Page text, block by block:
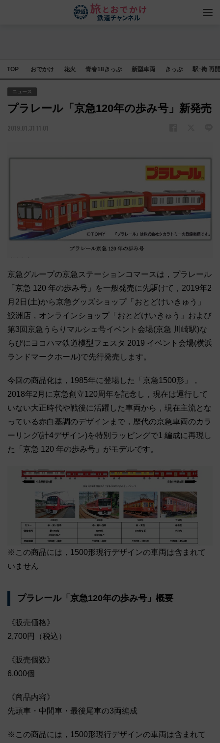
TOP おでかけ 花火 青春18きっぷ 新型車両 きっぷ 駅･街 再
ニュース
プラレール「京急120年の歩み号」新発売
2019.01.31 11:01
京急グループの京急ステーションコマースは，プラレール
「京急 120 年の歩み号」を一般発売に先駆けて，2019年2
月2日(土)から京急グッズショップ「おとどけいきゅう」
鮫洲店，オンラインショップ「おとどけいきゅう」および
第3回京急うらりマルシェ号イベント会場(京急 川崎駅)な
らびにヨコハマ鉄道模型フェスタ 2019 イベント会場(横浜
ランドマークホール)で先行発売します。
今回の商品化は，1985年に登場した「京急1500形」，
2018年2月に京急創立120周年を記念し，現在は運行して
いない大正時代や戦後に活躍した車両から，現在主流とな
っている赤白基調のデザインまで，歴代の京急車両のカラ
ーリング(計4デザイン)を特別ラッピングで1 編成に再現し
た「京急 120 年の歩み号」がモデルです。
※この商品には，1500形現行デザインの車両は含まれて
いません
プラレール「京急120年の歩み号」概要
《販売価格》
2,700円（税込）
《販売個数》
6,000個
《商品内容》
先頭車・中間車・最後尾車の3両編成
※この商品には，1500形現行デザインの車両は含まれて